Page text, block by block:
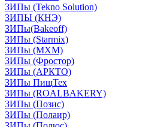
ЗИПы (Tekno Solution)
ЗИПЫ (КНЭ)
ЗИПы(Bakeoff)
ЗИПы (Starmix)
ЗИПы (МХМ)
ЗИПы (Фростор)
ЗИПы (АРКТО)
ЗИПы ПищТех
ЗИПы (ROALBAKERY)
ЗИПы (Позис)
ЗИПы (Полаир)